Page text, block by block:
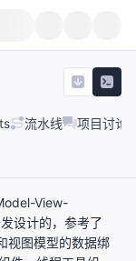
流水线 项目讨论
View-
设计的，参考了
视图模型的数据绑